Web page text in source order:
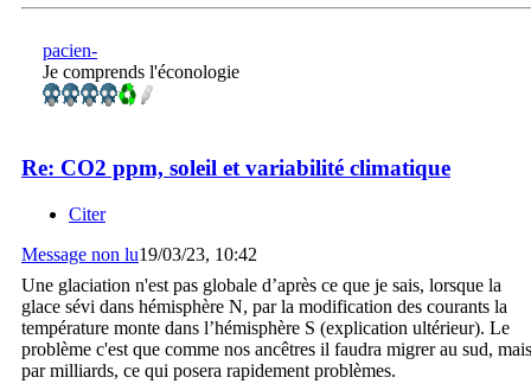
pacien-
Je comprends l'éconologie
Re: CO2 ppm, soleil et variabilité climatique
Citer
Message non lu19/03/23, 10:42
Une glaciation n'est pas globale d’après ce que je sais, lorsque la
glace sévi dans hémisphère N, par la modification des courants la
température monte dans l’hémisphère S (explication ultérieur). Le
problème c'est que comme nos ancêtres il faudra migrer au sud, mais
par milliards, ce qui posera rapidement problèmes.